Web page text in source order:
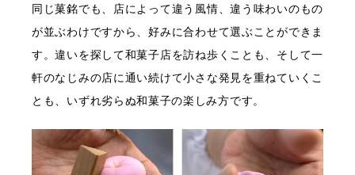
同じ菓銘でも、店によって違う風情、違う味わいのもの
が並ぶわけですから、好みに合わせて選ぶことができま
す。違いを探して和菓子店を訪ね歩くことも、そして一
軒のなじみの店に通い続けて小さな発見を重ねていくこ
とも、いずれ劣らぬ和菓子の楽しみ方です。